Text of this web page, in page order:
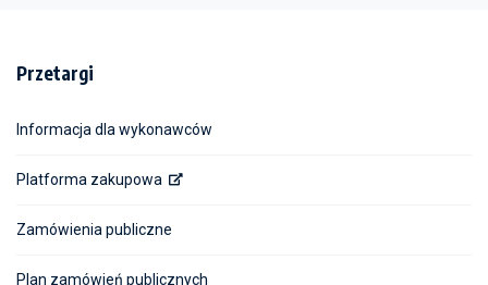
Przetargi
Informacja dla wykonawców
Platforma zakupowa
Zamówienia publiczne
Plan zamówień publicznych